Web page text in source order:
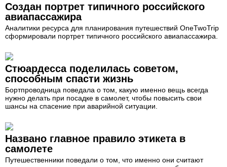
Создан портрет типичного российского
авиапассажира
Аналитики ресурса для планирования путешествий OneTwoTrip
сформировали портрет типичного российского авиапассажира.
Стюардесса поделилась советом,
способным спасти жизнь
Бортпроводница поведала о том, какую именно вещь всегда
нужно делать при посадке в самолет, чтобы повысить свои
шансы на спасение при аварийной ситуации.
Названо главное правило этикета в
самолете
Путешественники поведали о том, что именно они считают